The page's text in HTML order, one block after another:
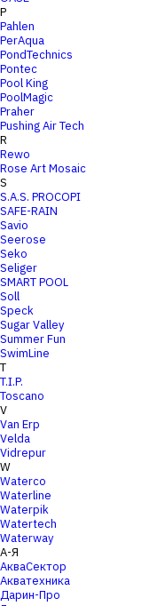
P
Pahlen
PerAqua
PondTechnics
Pontec
Pool King
PoolMagic
Praher
Pushing Air Tech
R
Rewo
Rose Art Mosaic
S
S.A.S. PROCOPI
SAFE-RAIN
Savio
Seerose
Seko
Seliger
SMART POOL
Soll
Speck
Sugar Valley
Summer Fun
SwimLine
T
T.I.P.
Toscano
V
Van Erp
Velda
Vidrepur
W
Waterco
Waterline
Waterpik
Watertech
Waterway
А-Я
АкваСектор
Акватехника
Дарин-Про